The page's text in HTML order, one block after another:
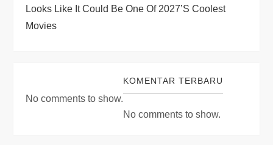
Looks Like It Could Be One Of 2027’s Coolest
Movies
No comments to show.
KOMENTAR TERBARU
No comments to show.